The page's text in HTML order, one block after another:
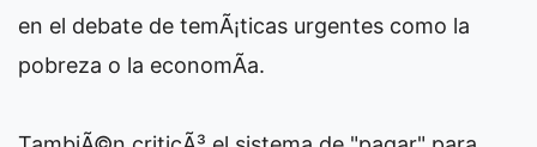
en el debate de temÃ¡ticas urgentes como la
pobreza o la economÃ­a.